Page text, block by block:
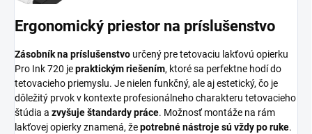
Ergonomický priestor na príslušenstvo
Zásobník na príslušenstvo určený pre tetovaciu lakťovú opierku
Pro Ink 720 jepraktickým riešením, ktoré sa perfektne hodí do
tetovacieho priemyslu. Je nielen funkčný, ale aj estetický, čo je
dôležitý prvok v kontexte profesionálneho charakteru tetovacieho
štúdia a zvyšuje štandardy práce. Možnosť montáže na rám
lakťovej opierky znamená, žepotrebné nástroje sú vždy po ruke.